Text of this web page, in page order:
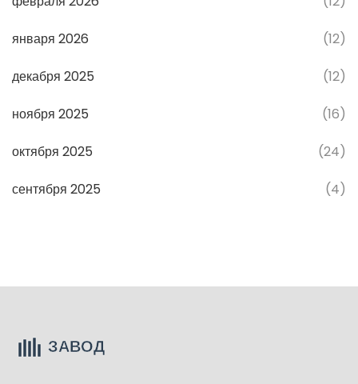
января 2026 (12)
декабря 2025 (12)
ноября 2025 (16)
октября 2025 (24)
сентября 2025 (4)